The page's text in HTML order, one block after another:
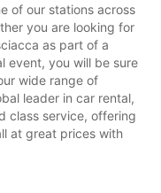
of our stations across
you are looking for
as part of a
event, you will be sure
wide range of
leader in car rental,
class service, offering
at great prices with